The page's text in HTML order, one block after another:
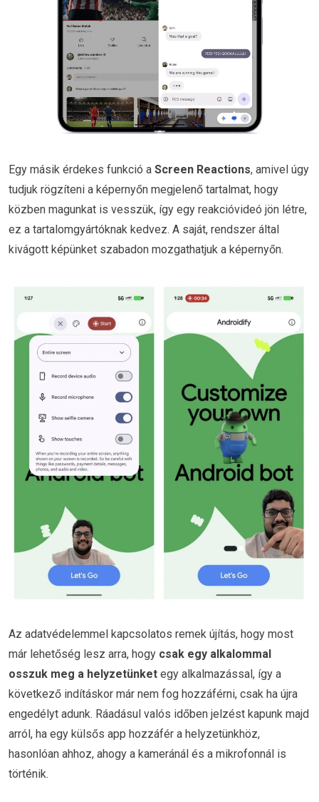
Egy másik érdekes funkció a Screen Reactions, amivel úgy
tudjuk rögzíteni a képernyőn megjelenő tartalmat, hogy
közben magunkat is vesszük, így egy reakcióvideó jön létre,
ez a tartalomgyártóknak kedvez. A saját, rendszer által
kivágott képünket szabadon mozgathatjuk a képernyőn.
Az adatvédelemmel kapcsolatos remek újítás, hogy most
már lehetőség lesz arra, hogy csak egy alkalommal
osszuk meg a helyzetünket egy alkalmazással, így a
következő indításkor már nem fog hozzáférni, csak ha újra
engedélyt adunk. Ráadásul valós időben jelzést kapunk majd
arról, ha egy külsős app hozzáfér a helyzetünkhöz,
hasonlóan ahhoz, ahogy a kameránál és a mikrofonnál is
történik.